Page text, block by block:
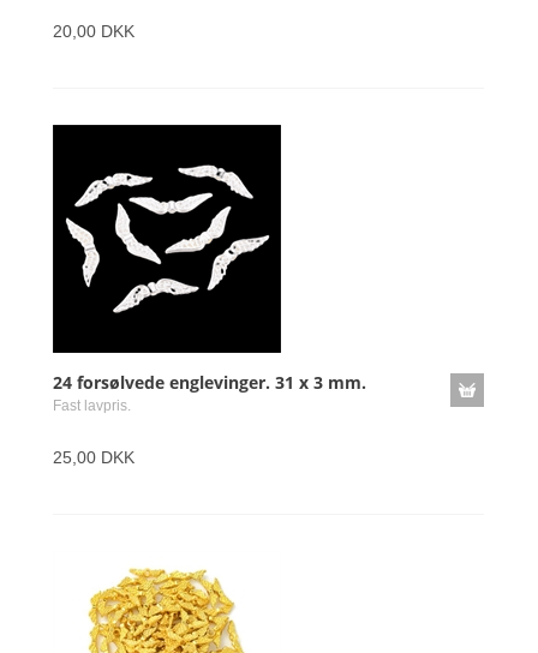
20,00 DKK
24 forsølvede englevinger. 31 x 3 mm.
Fast lavpris.
25,00 DKK